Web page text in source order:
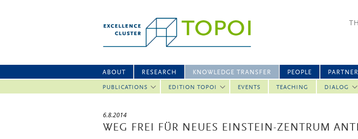
ABOUT RESEARCH KNOWLEDGE TRANSFER
PUBLICATIONS EDITION TOPOI EVENTS TEACHING DIALOG
PEOPLE
6.8.2014
WEG FREI FÜR NEUES EINSTEIN-ZENTRUM